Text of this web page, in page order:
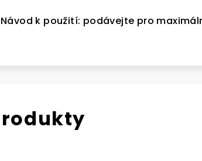
Návod k použití: podávejte pro